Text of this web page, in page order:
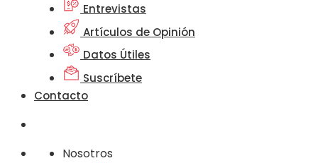
Entrevistas
Artículos de Opinión
Datos Útiles
Suscríbete
Contacto
Nosotros